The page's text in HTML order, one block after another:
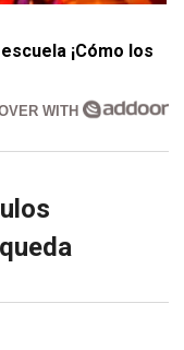
¡Cómo los
WITH